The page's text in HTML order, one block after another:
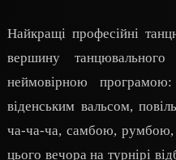
Найкращі професійні
вершину
неймовірною
віденським вальсом,
ча-ча-ча, самбою,
цього вечора на турнірі